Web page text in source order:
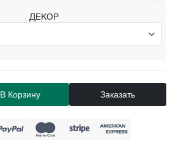
ДЕКОР
В Корзину Заказать